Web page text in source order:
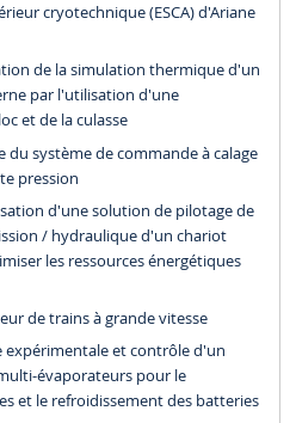
cryotechnique (ESCA) d'Ariane
de la simulation thermique d'un
par l'utilisation d'une
et de la culasse
du système de commande à calage
pression
d'une solution de pilotage de
/ hydraulique d'un chariot
les ressources énergétiques
de trains à grande vitesse
expérimentale et contrôle d'un
évaporateurs pour le
et le refroidissement des batteries